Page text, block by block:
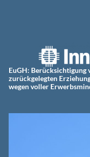
EuGH: Berücksichtigung
zurückgelegten
wegen voller